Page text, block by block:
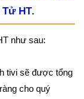
HT.
như sau:
tivi sẽ được tổng
cho quý